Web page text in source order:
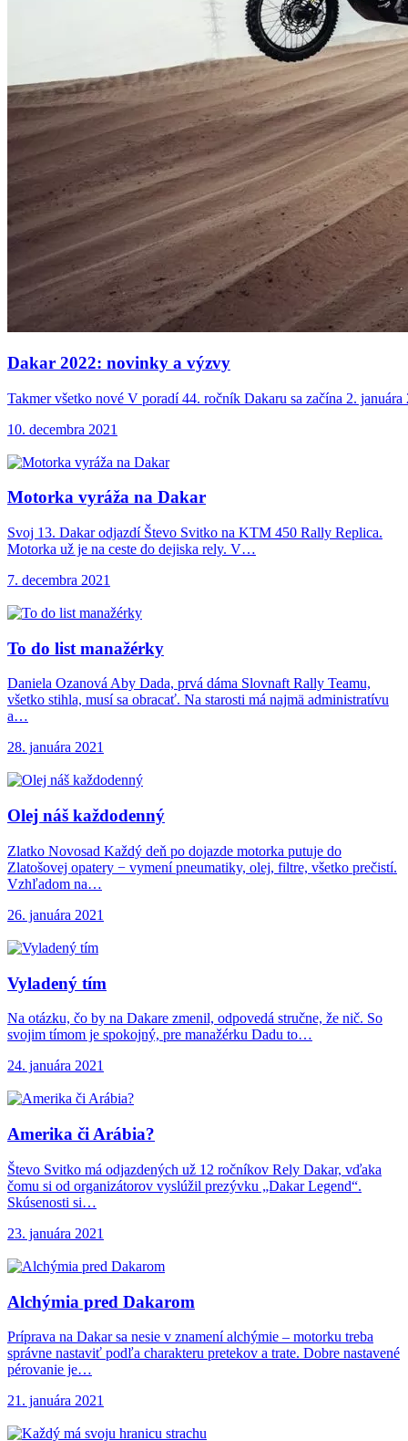
Dakar 2022: novinky a výzvy
Takmer všetko nové V poradí 44. ročník Dakaru sa začína 2.
10. decembra 2021
Motorka vyráža na Dakar
Svoj 13. Dakar odjazdí Števo Svitko na KTM 450 Rally Replica.
Motorka už je na ceste do dejiska rely. V…
7. decembra 2021
To do list manažérky
Daniela Ozanová Aby Dada, prvá dáma Slovnaft Rally Teamu,
všetko stihla, musí sa obracať. Na starosti má najmä administratívu
a…
28. januára 2021
Olej náš každodenný
Zlatko Novosad Každý deň po dojazde motorka putuje do
Zlatošovej opatery − vymení pneumatiky, olej, filtre, všetko prečistí.
Vzhľadom na…
26. januára 2021
Vyladený tím
Na otázku, čo by na Dakare zmenil, odpovedá stručne, že nič. So
svojim tímom je spokojný, pre manažérku Dadu to…
24. januára 2021
Amerika či Arábia?
Števo Svitko má odjazdených už 12 ročníkov Rely Dakar, vďaka
čomu si od organizátorov vyslúžil prezývku „Dakar Legend“.
Skúsenosti si…
23. januára 2021
Alchýmia pred Dakarom
Príprava na Dakar sa nesie v znamení alchýmie – motorku treba
správne nastaviť podľa charakteru pretekov a trate. Dobre nastavené
pérovanie je…
21. januára 2021